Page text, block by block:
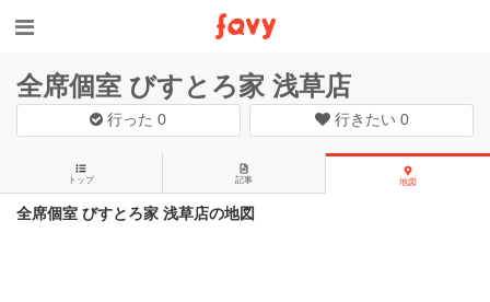
全席個室 びすとろ家 浅草店
行った0 行きたい 0
トップ 記事 地図
全席個室 びすとろ家 浅草店の地図